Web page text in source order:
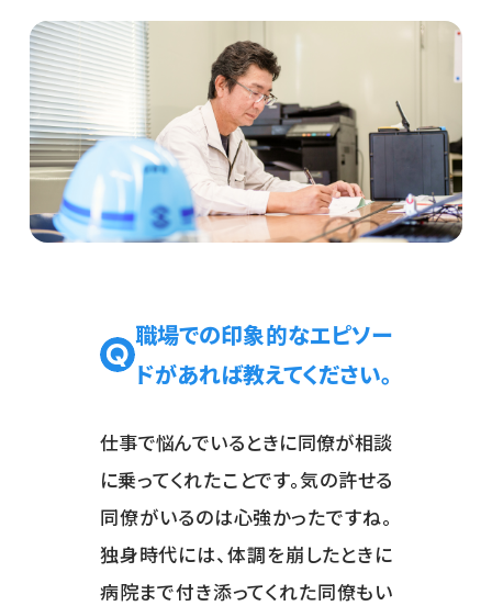
職場での印象的なエピソー
ドがあれば教えてください。
仕事で悩んでいるときに同僚が相談
に乗ってくれたことです。気の許せる
同僚がいるのは心強かったですね。
独身時代には、体調を崩したときに
病院まで付き添ってくれた同僚もい